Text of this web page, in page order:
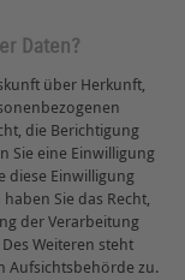
Daten?
über Herkunft,
die Berichtigung
Sie eine Einwilligung
diese Einwilligung
Sie das Recht,
der Verarbeitung
Weiteren steht
Aufsichtsbehörde zu.